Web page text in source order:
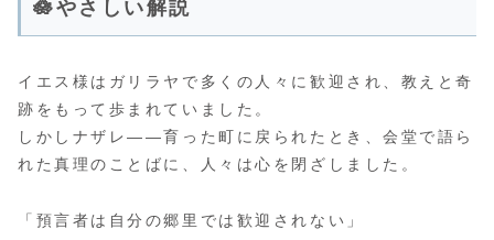
🪷やさしい解説
イエス様はガリラヤで多くの人々に歓迎され、教えと奇
跡をもって歩まれていました。
しかしナザレ――育った町に戻られたとき、会堂で語ら
れた真理のことばに、人々は心を閉ざしました。
「預言者は自分の郷里では歓迎されない」